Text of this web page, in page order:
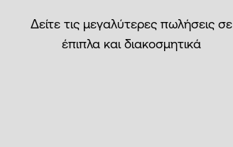
Δείτε τις μεγαλύτερες πωλήσεις σε
έπιπλα και διακοσμητικά